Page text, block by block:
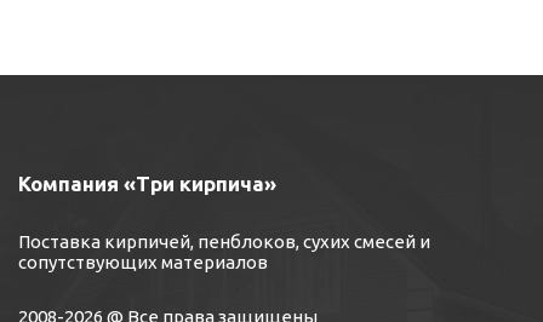
Компания «Три кирпича»
Поставка кирпичей, пенблоков, сухих смесей и
сопутствующих материалов
2008-2026 @ Все права защищены